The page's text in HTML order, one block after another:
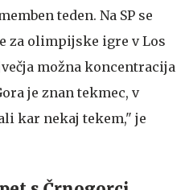
teden. Na SP se
za olimpijske igre v Los
možna koncentracija
je znan tekmec, v
kar nekaj tekem," je